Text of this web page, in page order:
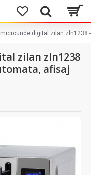
microunde digital zilan zln1238
zilan zln1238
afisaj